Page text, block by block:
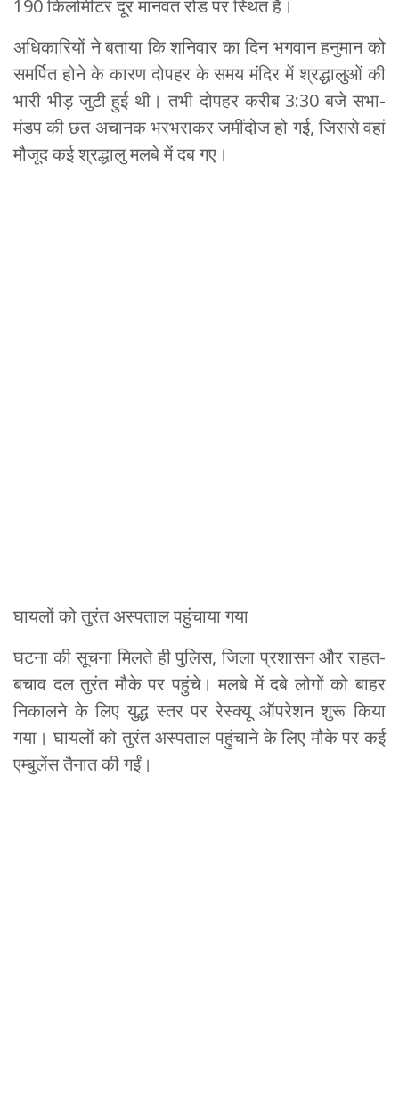
190 किलोमीटर दूर मानवत रोड पर स्थित है।
अधिकारियों ने बताया कि शनिवार का दिन भगवान हनुमान को
समर्पित होने के कारण दोपहर के समय मंदिर में श्रद्धालुओं की
भारी भीड़ जुटी हुई थी। तभी दोपहर करीब 3:30 बजे सभा-
मंडप की छत अचानक भरभराकर जमींदोज हो गई, जिससे वहां
मौजूद कई श्रद्धालु मलबे में दब गए।
घायलों को तुरंत अस्पताल पहुंचाया गया
घटना की सूचना मिलते ही पुलिस, जिला प्रशासन और राहत-
बचाव दल तुरंत मौके पर पहुंचे। मलबे में दबे लोगों को बाहर
निकालने के लिए युद्ध स्तर पर रेस्क्यू ऑपरेशन शुरू किया
गया। घायलों को तुरंत अस्पताल पहुंचाने के लिए मौके पर कई
एम्बुलेंस तैनात की गईं।